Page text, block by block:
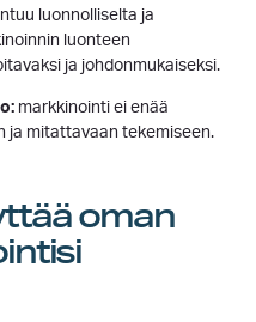
luonnolliselta ja
luonteen
ja johdonmukaiseksi.
markkinointi ei enää
ja mitattavaan tekemiseen.
oman